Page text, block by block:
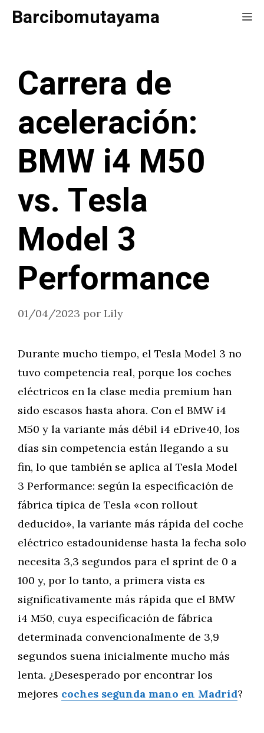
SaltarBarcibomutayama
Carrera de
aceleración:
BMW i4 M50
vs. Tesla
Model 3
Performance
01/04/2023 por Lily
Durante mucho tiempo, el Tesla Model 3 no
tuvo competencia real, porque los coches
eléctricos en la clase media premium han
sido escasos hasta ahora. Con el BMW i4
M50 y la variante más débil i4 eDrive40, los
días sin competencia están llegando a su
fin, lo que también se aplica al Tesla Model
3 Performance: según la especificación de
fábrica típica de Tesla «con rollout
deducido», la variante más rápida del coche
eléctrico estadounidense hasta la fecha solo
necesita 3,3 segundos para el sprint de 0 a
100 y, por lo tanto, a primera vista es
significativamente más rápida que el BMW
i4 M50, cuya especificación de fábrica
determinada convencionalmente de 3,9
segundos suena inicialmente mucho más
lenta. ¿Desesperado por encontrar los
mejores coches segunda mano en Madrid?